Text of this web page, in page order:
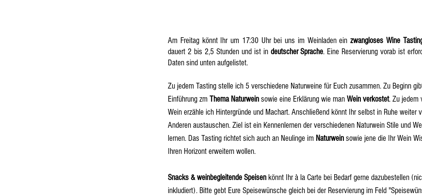
Am Freitag könnt Ihr um 17:30 Uhr bei uns im Weinladen einzwangloses Wine
dauert 2 bis 2,5 Stunden und ist in deutscher Sprache. Eine Reservierung vorab ist
Daten sind unten aufgelistet.
Zu jedem Tasting stelle ich 5 verschiedene Naturweine für Euch zusammen. Zu Beginn
Einführung zm Thema Naturwein sowie eine Erklärung wie man Wein verkostet. Zu jedem
Wein erzähle ich Hintergründe und Machart. Anschließend könnt Ihr selbst in Ruhe weiter
Anderen austauschen. Ziel ist ein Kennenlernen der verschiedenen Naturwein Stile und
lernen. Das Tasting richtet sich auch an Neulinge im Naturwein sowie jene die Ihr Wein
Ihren Horizont erweitern wollen.
Snacks & weinbegleitende Speisen könnt Ihr à la Carte bei Bedarf gerne dazubestellen
inkludiert). Bitte gebt Eure Speisewünsche gleich bei der Reservierung im Feld